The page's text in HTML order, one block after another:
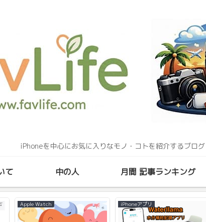
iPhoneを中心にお気に入りなモノ・コトを紹介するブログ
て 中の人 月間 記事ランキング
Apple Watch iPhoneアプリ